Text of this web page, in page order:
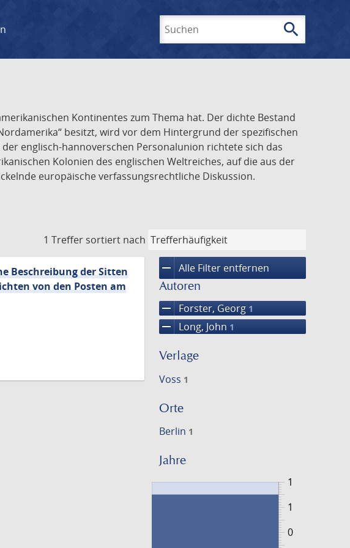
search
Kontinentes zum Thema hat. Der dichte Bestand
besitzt, wird vor dem Hintergrund der spezifischen
englisch-hannoverschen Personalunion richtete sich das
Kolonien des englischen Weltreiches, auf die aus der
europäische verfassungsrechtliche Diskussion.
1 Treffer sortiert nach
remove Alle Filter entfernen
Autoren
remove Forster, Georg 1
remove Long, John 1
Verlage
Voss 1
Orte
Berlin 1
Jahre
1
0
1
Beschreibung der Sitten
von den Posten am